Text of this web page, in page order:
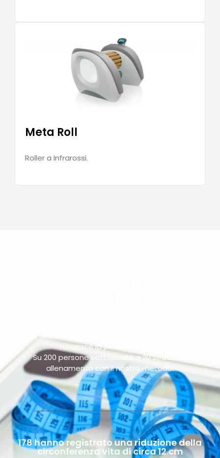
Meta Roll
Roller a Infrarossi.
La tecnologia specifica Vacuum + Infrarosso
favorisce la perdita di peso.
Su 200 persone sottoposte a 20 sedute di
allenamento con il nostro metodo:
178 hanno registrato una riduzione della
circonferenza vita di circa 12 cm